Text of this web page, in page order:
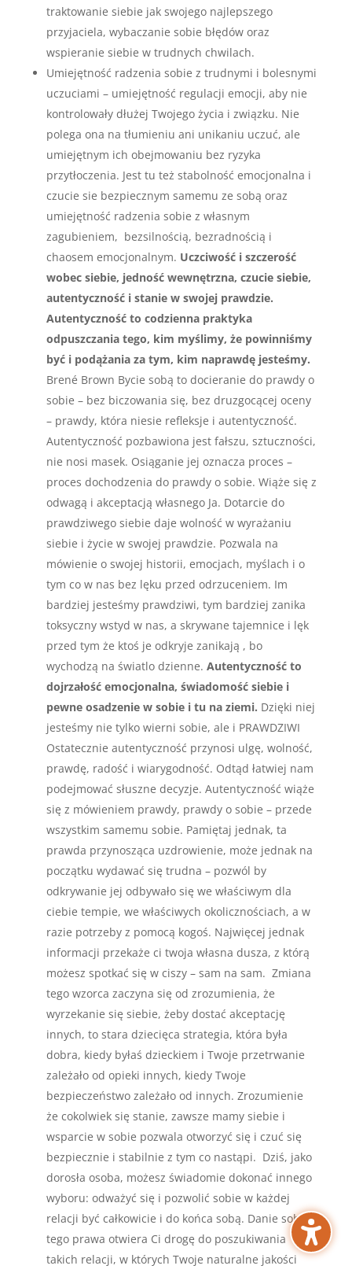
traktowanie siebie jak swojego najlepszego
przyjaciela, wybaczanie sobie błędów oraz
wspieranie siebie w trudnych chwilach.
Umiejętność radzenia sobie z trudnymi i bolesnymi
uczuciami – umiejętność regulacji emocji, aby nie
kontrolowały dłużej Twojego życia i związku. Nie
polega ona na tłumieniu ani unikaniu uczuć, ale
umiejętnym ich obejmowaniu bez ryzyka
przytłoczenia. Jest tu też stabolność emocjonalna i
czucie sie bezpiecznym samemu ze sobą oraz
umiejętność radzenia sobie z własnym
zagubieniem, bezsilnością, bezradnością i
chaosem emocjonalnym. Uczciwość i szczerość
wobec siebie, jedność wewnętrzna, czucie siebie,
autentyczność i stanie w swojej prawdzie.
Autentyczność to codzienna praktyka
odpuszczania tego, kim myślimy, że powinniśmy
być i podążania za tym, kim naprawdę jesteśmy.
Brené Brown Bycie sobą to docieranie do prawdy o
sobie – bez biczowania się, bez druzgocącej oceny
– prawdy, która niesie refleksje i autentyczność.
Autentyczność pozbawiona jest fałszu, sztuczności,
nie nosi masek. Osiąganie jej oznacza proces –
proces dochodzenia do prawdy o sobie. Wiąże się z
odwagą i akceptacją własnego Ja. Dotarcie do
prawdziwego siebie daje wolność w wyrażaniu
siebie i życie w swojej prawdzie. Pozwala na
mówienie o swojej historii, emocjach, myślach i o
tym co w nas bez lęku przed odrzuceniem. Im
bardziej jesteśmy prawdziwi, tym bardziej zanika
toksyczny wstyd w nas, a skrywane tajemnice i lęk
przed tym że ktoś je odkryje zanikają , bo
wychodzą na światlo dzienne. Autentyczność to
dojrzałość emocjonalna, świadomość siebie i
pewne osadzenie w sobie i tu na ziemi. Dzięki niej
jesteśmy nie tylko wierni sobie, ale i PRAWDZIWI
Ostatecznie autentyczność przynosi ulgę, wolność,
prawdę, radość i wiarygodność. Odtąd łatwiej nam
podejmować słuszne decyzje. Autentyczność wiąże
się z mówieniem prawdy, prawdy o sobie – przede
wszystkim samemu sobie. Pamiętaj jednak, ta
prawda przynosząca uzdrowienie, może jednak na
początku wydawać się trudna – pozwól by
odkrywanie jej odbywało się we właściwym dla
ciebie tempie, we właściwych okolicznościach, a w
razie potrzeby z pomocą kogoś. Najwięcej jednak
informacji przekaże ci twoja własna dusza, z którą
możesz spotkać się w ciszy – sam na sam. Zmiana
tego wzorca zaczyna się od zrozumienia, że
wyrzekanie się siebie, żeby dostać akceptację
innych, to stara dziecięca strategia, która była
dobra, kiedy byłaś dzieckiem i Twoje przetrwanie
zależało od opieki innych, kiedy Twoje
bezpieczeństwo zależało od innych. Zrozumienie
że cokolwiek się stanie, zawsze mamy siebie i
wsparcie w sobie pozwala otworzyć się i czuć się
bezpiecznie i stabilnie z tym co nastąpi. Dziś, jako
dorosła osoba, możesz świadomie dokonać innego
wyboru: odważyć się i pozwolić sobie w każdej
relacji być całkowicie i do końca sobą. Danie sobie
tego prawa otwiera Ci drogę do poszukiwania
takich relacji, w których Twoje naturalne jakości